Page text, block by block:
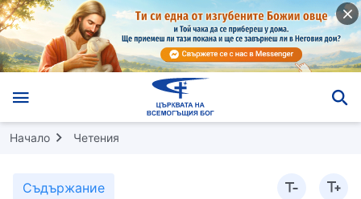
Начало Четения
Съдържание